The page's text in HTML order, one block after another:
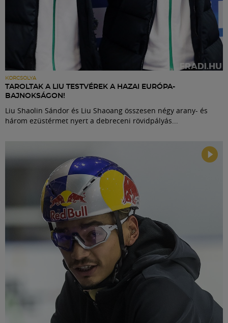
KORCSOLYA
TAROLTAK A LIU TESTVÉREK A HAZAI EURÓPA-
BAJNOKSÁGON!
Liu Shaolin Sándor és Liu Shaoang összesen négy arany- és
három ezüstérmet nyert a debreceni rövidpályás...